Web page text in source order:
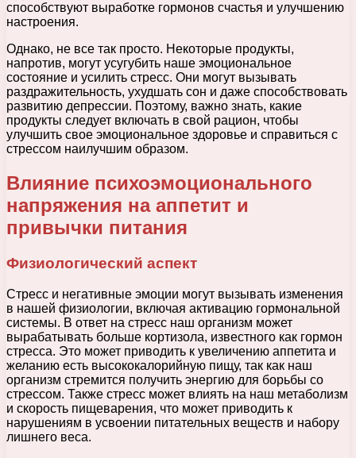
способствуют выработке гормонов счастья и улучшению
настроения.
Однако, не все так просто. Некоторые продукты,
напротив, могут усугубить наше эмоциональное
состояние и усилить стресс. Они могут вызывать
раздражительность, ухудшать сон и даже способствовать
развитию депрессии. Поэтому, важно знать, какие
продукты следует включать в свой рацион, чтобы
улучшить свое эмоциональное здоровье и справиться с
стрессом наилучшим образом.
Влияние психоэмоционального
напряжения на аппетит и
привычки питания
Физиологический аспект
Стресс и негативные эмоции могут вызывать изменения
в нашей физиологии, включая активацию гормональной
системы. В ответ на стресс наш организм может
вырабатывать больше кортизола, известного как гормон
стресса. Это может приводить к увеличению аппетита и
желанию есть высококалорийную пищу, так как наш
организм стремится получить энергию для борьбы со
стрессом. Также стресс может влиять на наш метаболизм
и скорость пищеварения, что может приводить к
нарушениям в усвоении питательных веществ и набору
лишнего веса.